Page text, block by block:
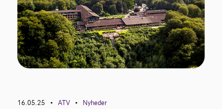
Bestyrelse
Medlemmer
Kontakt
16.05.25 • ATV • Nyheder